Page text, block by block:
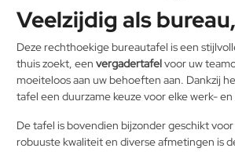
Veelzijdig als
Deze rechthoekige bureautafel is een
thuis zoekt, een vergadertafelvoor uw
moeiteloos aan uw behoeften aan. Dankzij
tafel een duurzame keuze voor elke werk-
De tafel is bovendien bijzonder geschikt
robuuste kwaliteit en diverse afmetingen is